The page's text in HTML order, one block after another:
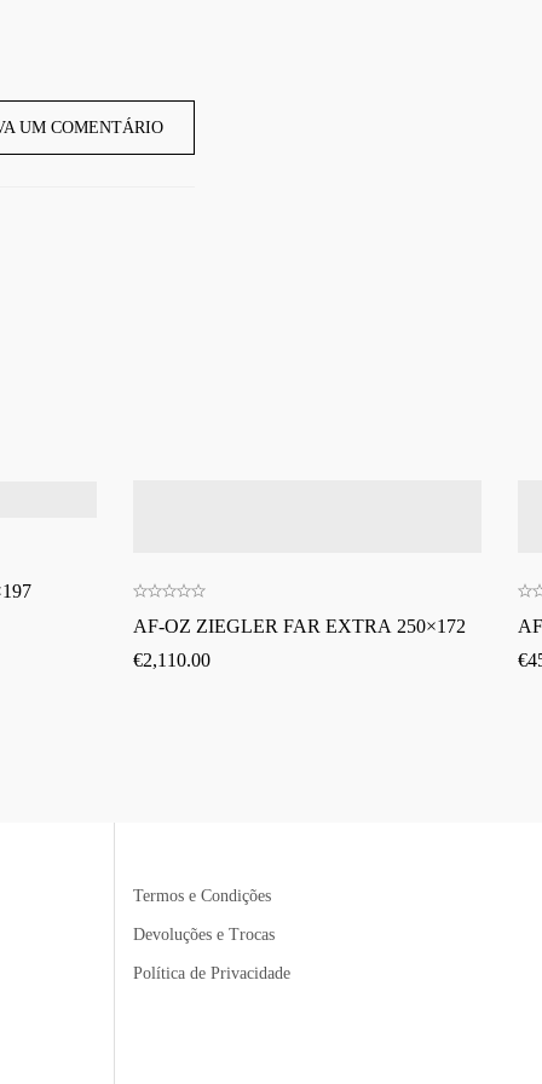
UM COMENTÁRIO
AF-OZ ZIEGLER FAR EXTRA 250×172
€2,110.00
€
Termos e Condições
Devoluções e Trocas
Política de Privacidade